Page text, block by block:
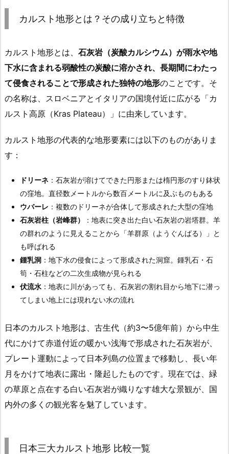
カルスト地形とは？その成り立ちと特徴
カルスト地形とは、 石灰岩（炭酸カルシウム）が雨水や地
下水に含まれる弱酸性の炭酸に溶かされ、長期間にわたっ
て侵食されることで形成された独特の地形のことです。そ
の名称は、スロベニアとイタリアの国境付近に広がる「カ
ルスト高原（Kras Plateau）」に由来しています。
カルスト地形の代表的な地形要素には以下のものがありま
す：
ドリーネ ：石灰岩が溶けてできた円形または楕円形のすり鉢状
の窪地。直径数メートルから数百メートルに及ぶものもある
ウバーレ ：複数のドリーネが合体して形成された大型の窪地
石灰岩柱（岩峰群）
：地表に突き出た白い石灰岩の岩塔群。羊
の群れのように見えることから「羊群原（ようぐんばる）」と
も呼ばれる
鍾乳洞 ：地下水の侵食によって形成された洞窟。鍾乳石・石
筍・石柱などの二次生成物が見られる
伏流水 ：地表に川があっても、石灰岩の割れ目から地下に潜っ
てしまい地上には現れない水の流れ
日本のカルスト地形は、古生代（約3〜5億年前）から中生
代にかけて赤道付近の暖かい浅海で形成された石灰岩が、
プレート運動によって日本列島の位置まで移動し、長い年
月をかけて地表に露出・隆起したものです。現在では、緑
の草原と点在する白い石灰岩が織りなす雄大な景観が、国
内外の多くの観光客を魅了しています。
日本三大カルスト地形 比較一覧